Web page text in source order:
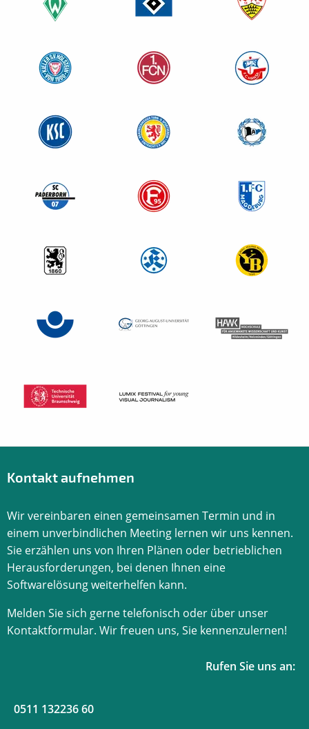
Kontakt aufnehmen
Wir vereinbaren einen gemeinsamen Termin und in
einem unverbindlichen Meeting lernen wir uns kennen.
Sie erzählen uns von Ihren Plänen oder betrieblichen
Herausforderungen, bei denen Ihnen eine
Softwarelösung weiterhelfen kann.
Melden Sie sich gerne telefonisch oder über unser
Kontaktformular. Wir freuen uns, Sie kennenzulernen!
Rufen Sie uns an:
0511 132236 60